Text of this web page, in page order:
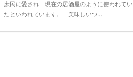
庶民に愛され 現在の居酒屋のように使われてい
たといわれています。「美味しいつ…